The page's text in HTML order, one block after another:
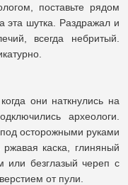
поставьте рядом
шутка. Раздражал и
всегда небритый.
они наткнулись на
археологи.
осторожными руками
каска, глиняный
или безглазый череп с
от пули.